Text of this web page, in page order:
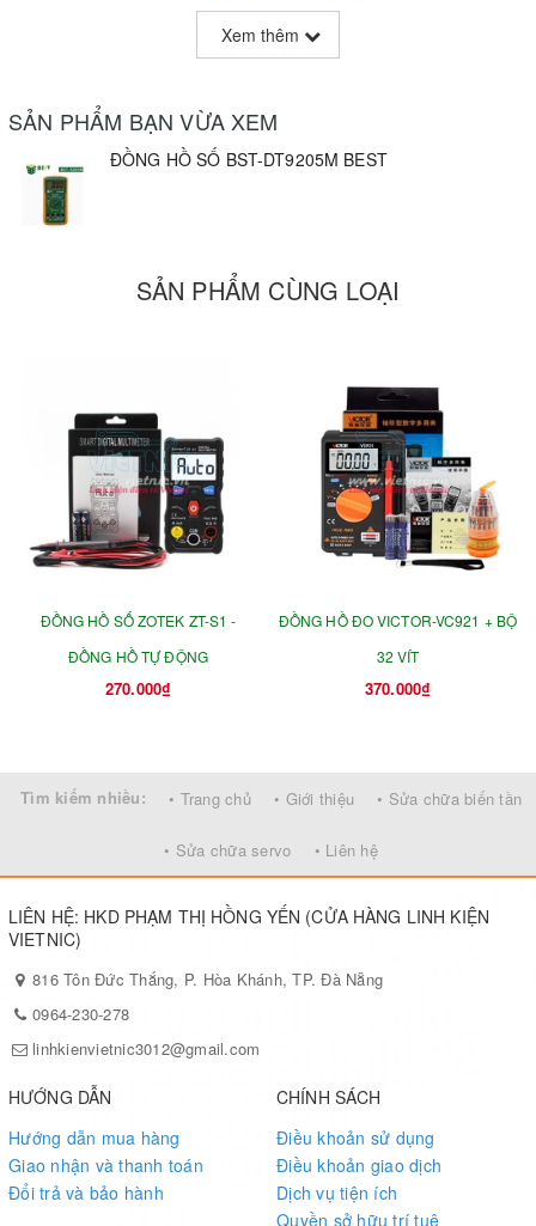
Xem thêm
SẢN PHẨM BẠN VỪA XEM
ĐỒNG HỒ SỐ BST-DT9205M BEST
SẢN PHẨM CÙNG LOẠI
ĐỒNG HỒ SỐ ZOTEK ZT-S1 -
ĐỒNG HỒ TỰ ĐỘNG
270.000₫
ĐỒNG HỒ ĐO VICTOR-VC921 + BỘ
32 VÍT
370.000₫
Tìm kiếm nhiều: • Trang chủ • Giới thiệu • Sửa chữa biến tần
• Sửa chữa servo • Liên hệ
LIÊN HỆ: HKD PHẠM THỊ HỒNG YẾN (CỬA HÀNG LINH KIỆN
VIETNIC)
816 Tôn Đức Thắng, P. Hòa Khánh, TP. Đà Nẵng
0964-230-278
linhkienvietnic3012@gmail.com
HƯỚNG DẪN
Hướng dẫn mua hàng
Giao nhận và thanh toán
Đổi trả và bảo hành
CHÍNH SÁCH
Điều khoản sử dụng
Điều khoản giao dịch
Dịch vụ tiện ích
Quyền sở hữu trí tuệ